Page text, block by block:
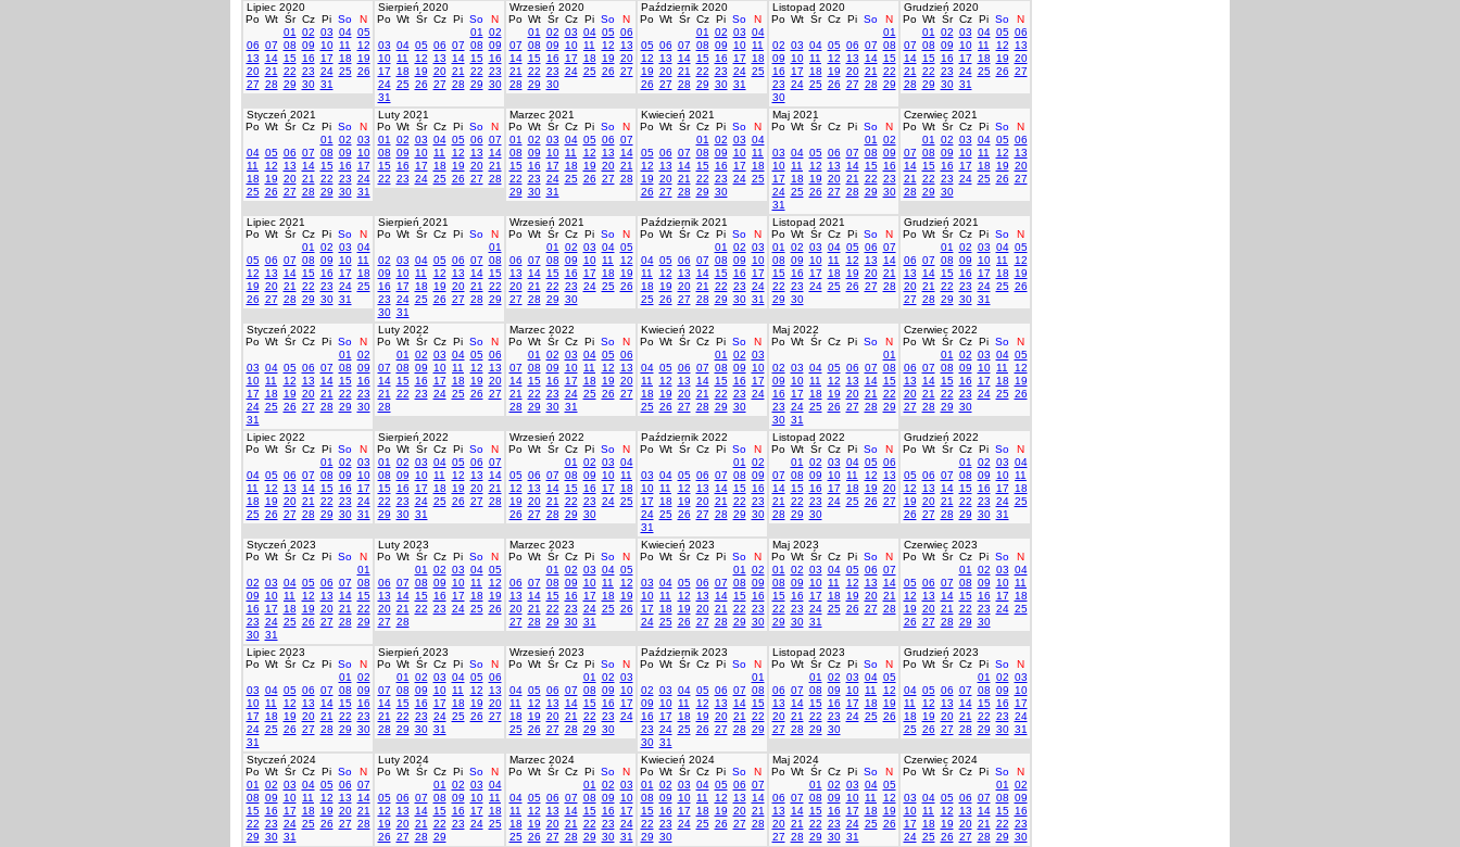
Lipiec 2020
Po Wt Śr Cz Pi So
N
01
02 03 04 05
06 07 08 09 10 11
12
13
14 15 16 17 18
19
20 21 22 23 24 25 26
27 28 29 30 31
Sierpień 2020
Po Wt Śr Cz Pi So
N
01
02
03 04 05 06 07 08 09
10 11 12 13 14 15 16
17
18 19 20 21 22 23
24 25 26 27 28 29 30
31
Wrzesień 2020
Po Wt Śr Cz Pi So
N
01
02 03 04 05 06
07 08 09 10 11 12
13
14 15 16 17 18 19 20
21
22 23 24 25 26 27
28 29 30
Październik 2020
Po Wt Śr Cz Pi So
N
01
02 03 04
05 06 07 08 09 10 11
12
13 14 15 16 17
18
19 20 21 22 23 24 25
26 27 28 29 30 31
Listopad 2020
Po Wt Śr Cz Pi So
N
01
02 03 04 05 06 07 08
09
10 11 12 13 14 15
16
17 18 19 20 21
22
23 24 25 26 27 28 29
30
Grudzień 2020
Po Wt Śr Cz Pi So
N
01
02 03 04 05 06
07 08 09 10 11 12
13
14 15 16 17 18 19 20
21
22 23 24 25 26 27
28 29 30 31
Styczeń 2021
Po Wt Śr Cz Pi So
N
01
02 03
04 05 06 07 08 09
10
11
12 13 14 15 16
17
18
19 20 21 22 23 24
25 26 27 28 29 30 31
Luty 2021
Po Wt Śr Cz Pi So
N
01
02 03 04 05 06 07
08 09 10 11 12 13
14
15 16 17 18 19 20 21
22 23 24 25 26 27 28
Marzec 2021
Po Wt Śr Cz Pi So
N
01
02 03 04 05 06 07
08 09 10 11 12 13
14
15 16 17 18 19 20 21
22 23 24 25 26 27 28
29 30 31
Kwiecień 2021
Po Wt Śr Cz Pi So
N
01
02 03 04
05 06 07 08 09 10 11
12
13 14 15 16 17
18
19 20 21 22 23 24 25
26 27 28 29 30
Maj 2021
Po Wt Śr Cz Pi So
N
01
02
03 04 05 06 07 08 09
10 11 12 13 14 15 16
17
18 19 20 21 22 23
24 25 26 27 28 29 30
31
Czerwiec 2021
Po Wt Śr Cz Pi So
N
01
02 03 04 05 06
07 08 09 10 11 12
13
14 15 16 17 18 19 20
21
22 23 24 25 26 27
28 29 30
Lipiec 2021
Po Wt Śr Cz Pi So
N
01
02 03 04
05 06 07 08 09 10 11
12
13 14 15 16 17
18
19 20 21 22 23 24 25
26 27 28 29 30 31
Sierpień 2021
Po Wt Śr Cz Pi So
N
01
02 03 04 05 06 07 08
09
10 11 12 13 14 15
16
17 18 19 20 21
22
23 24 25 26 27 28 29
30 31
Wrzesień 2021
Po Wt Śr Cz Pi So
N
01
02 03 04 05
06 07 08 09 10 11
12
13
14 15 16 17 18
19
20 21 22 23 24 25 26
27 28 29 30
Październik 2021
Po Wt Śr Cz Pi So
N
01
02 03
04 05 06 07 08 09
10
11
12 13 14 15 16
17
18
19 20 21 22 23 24
25 26 27 28 29 30 31
Listopad 2021
Po Wt Śr Cz Pi So
N
01
02 03 04 05 06 07
08 09 10 11 12 13
14
15 16 17 18 19 20 21
22 23 24 25 26 27 28
29 30
Grudzień 2021
Po Wt Śr Cz Pi So
N
01
02 03 04 05
06 07 08 09 10 11
12
13
14 15 16 17 18
19
20 21 22 23 24 25 26
27 28 29 30 31
Styczeń 2022
Po Wt Śr Cz Pi So
N
01
02
03 04 05 06 07 08 09
10 11 12 13 14 15 16
17
18 19 20 21 22 23
24 25 26 27 28 29 30
31
Luty 2022
Po Wt Śr Cz Pi So
N
01
02 03 04 05 06
07 08 09 10 11 12
13
14 15 16 17 18 19 20
21
22 23 24 25 26 27
28
Marzec 2022
Po Wt Śr Cz Pi So
N
01
02 03 04 05 06
07 08 09 10 11 12
13
14 15 16 17 18 19 20
21
22 23 24 25 26 27
28 29 30 31
Kwiecień 2022
Po Wt Śr Cz Pi So
N
01
02 03
04 05 06 07 08 09
10
11
12 13 14 15 16
17
18
19 20 21 22 23 24
25 26 27 28 29 30
Maj 2022
Po Wt Śr Cz Pi So
N
01
02 03 04 05 06 07 08
09
10 11 12 13 14 15
16
17 18 19 20 21
22
23 24 25 26 27 28 29
30 31
Czerwiec 2022
Po Wt Śr Cz Pi So
N
01
02 03 04 05
06 07 08 09 10 11
12
13
14 15 16 17 18
19
20 21 22 23 24 25 26
27 28 29 30
Lipiec 2022
Po Wt Śr Cz Pi So
N
01
02 03
04 05 06 07 08 09
10
11
12 13 14 15 16
17
18
19 20 21 22 23 24
25 26 27 28 29 30 31
Sierpień 2022
Po Wt Śr Cz Pi So
N
01
02 03 04 05 06 07
08 09 10 11 12 13
14
15 16 17 18 19 20 21
22 23 24 25 26 27 28
29 30 31
Wrzesień 2022
Po Wt Śr Cz Pi So
N
01
02 03 04
05 06 07 08 09 10 11
12
13 14 15 16 17
18
19 20 21 22 23 24 25
26 27 28 29 30
Październik 2022
Po Wt Śr Cz Pi So
N
01
02
03 04 05 06 07 08 09
10 11 12 13 14 15 16
17
18 19 20 21 22 23
24 25 26 27 28 29 30
31
Listopad 2022
Po Wt Śr Cz Pi So
N
01
02 03 04 05 06
07 08 09 10 11 12
13
14 15 16 17 18 19 20
21
22 23 24 25 26 27
28 29 30
Grudzień 2022
Po Wt Śr Cz Pi So
N
01
02 03 04
05 06 07 08 09 10 11
12
13 14 15 16 17
18
19 20 21 22 23 24 25
26 27 28 29 30 31
Styczeń 2023
Po Wt Śr Cz Pi So
N
01
02 03 04 05 06 07 08
09
10 11 12 13 14 15
16
17 18 19 20 21
22
23 24 25 26 27 28 29
30 31
Luty 2023
Po Wt Śr Cz Pi So
N
01
02 03 04 05
06 07 08 09 10 11
12
13
14 15 16 17 18
19
20 21 22 23 24 25 26
27 28
Marzec 2023
Po Wt Śr Cz Pi So
N
01
02 03 04 05
06 07 08 09 10 11
12
13
14 15 16 17 18
19
20 21 22 23 24 25 26
27 28 29 30 31
Kwiecień 2023
Po Wt Śr Cz Pi So
N
01
02
03 04 05 06 07 08 09
10 11 12 13 14 15 16
17
18 19 20 21 22 23
24 25 26 27 28 29 30
Maj 2023
Po Wt Śr Cz Pi So
N
01
02 03 04 05 06 07
08 09 10 11 12 13
14
15 16 17 18 19 20 21
22 23 24 25 26 27 28
29 30 31
Czerwiec 2023
Po Wt Śr Cz Pi So
N
01
02 03 04
05 06 07 08 09 10 11
12
13 14 15 16 17
18
19 20 21 22 23 24 25
26 27 28 29 30
Lipiec 2023
Po Wt Śr Cz Pi So
N
01
02
03 04 05 06 07 08 09
10 11 12 13 14 15 16
17
18 19 20 21 22 23
24 25 26 27 28 29 30
31
Sierpień 2023
Po Wt Śr Cz Pi So
N
01
02 03 04 05 06
07 08 09 10 11 12
13
14 15 16 17 18 19 20
21
22 23 24 25 26 27
28 29 30 31
Wrzesień 2023
Po Wt Śr Cz Pi So
N
01
02 03
04 05 06 07 08 09
10
11
12 13 14 15 16
17
18
19 20 21 22 23 24
25 26 27 28 29 30
Październik 2023
Po Wt Śr Cz Pi So
N
01
02 03 04 05 06 07 08
09
10 11 12 13 14 15
16
17 18 19 20 21
22
23 24 25 26 27 28 29
30 31
Listopad 2023
Po Wt Śr Cz Pi So
N
01
02 03 04 05
06 07 08 09 10 11
12
13
14 15 16 17 18
19
20 21 22 23 24 25 26
27 28 29 30
Grudzień 2023
Po Wt Śr Cz Pi So
N
01
02 03
04 05 06 07 08 09
10
11
12 13 14 15 16
17
18
19 20 21 22 23 24
25 26 27 28 29 30 31
Styczeń 2024
Po Wt Śr Cz Pi So
N
01
02 03 04 05 06 07
08 09 10 11 12 13
14
15 16 17 18 19 20 21
22 23 24 25 26 27 28
29 30 31
Luty 2024
Po Wt Śr Cz Pi So
N
01
02 03 04
05 06 07 08 09 10 11
12
13 14 15 16 17
18
19 20 21 22 23 24 25
26 27 28 29
Marzec 2024
Po Wt Śr Cz Pi So
N
01
02 03
04 05 06 07 08 09
10
11
12 13 14 15 16
17
18
19 20 21 22 23 24
25 26 27 28 29 30 31
Kwiecień 2024
Po Wt Śr Cz Pi So
N
01
02 03 04 05 06 07
08 09 10 11 12 13
14
15 16 17 18 19 20 21
22 23 24 25 26 27 28
29 30
Maj 2024
Po Wt Śr Cz Pi So
N
01
02 03 04 05
06 07 08 09 10 11
12
13
14 15 16 17 18
19
20 21 22 23 24 25 26
27 28 29 30 31
Czerwiec 2024
Po Wt Śr Cz Pi So
N
01
02
03 04 05 06 07 08 09
10 11 12 13 14 15 16
17
18 19 20 21 22 23
24 25 26 27 28 29 30